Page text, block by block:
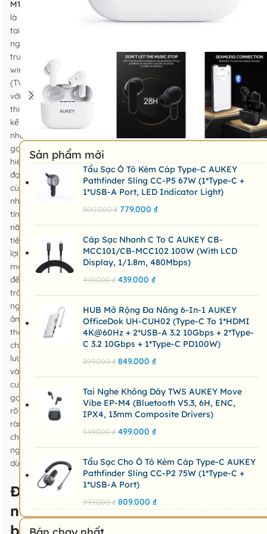
M1S
là
tai
nghe
true
wireless
(TWS)
với
thiết
kế
nhỏ
gọn,
hiện
đại
cùng
nhiều
tính
năng
tiện
lợi,
mang
đến
trải
nghiệm
âm
thanh
chất
lượng
và
cuộc
gọi
rõ
ràng
cho
người
dùng.
Điểm
nổi
bật
Sản phẩm mới
Tẩu Sạc Ô Tô Kèm Cáp Type-C AUKEY
Pathfinder Sling CC-P5 67W (1*Type-C +
1*USB-A Port, LED Indicator Light)
800.000₫ 779.000 ₫
Cáp Sạc Nhanh C To C AUKEY CB-
MCC101/CB-MCC102 100W (with LCD
Display, 1/1.8m, 480Mbps)
499.000₫ 439.000 ₫
HUB Mở Rộng Đa Năng 6-In-1 AUKEY
OfficeDok UH-CUH02 (Type-C To 1*HDMI
4K@60Hz + 2*USB-A 3.2 10Gbps + 2*Type-
C 3.2 10Gbps + 1*Type-C PD100W)
899.000₫ 849.000 ₫
Tai Nghe Không Dây TWS AUKEY Move
Vibe EP-M4 (Bluetooth V5.3, 6H, ENC,
IPX4, 13mm Composite Drivers)
549.000₫ 499.000 ₫
Tẩu Sạc Cho Ô Tô Kèm Cáp Type-C AUKEY
Pathfinder Sling CC-P2 75W (1*Type-C +
1*USB-A Port)
899.000₫ 809.000 ₫